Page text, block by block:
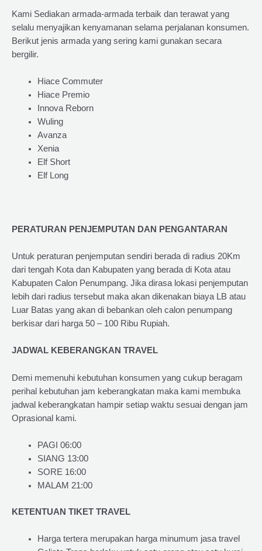
Kami Sediakan armada-armada terbaik dan terawat yang
selalu menyajikan kenyamanan selama perjalanan konsumen.
Berikut jenis armada yang sering kami gunakan secara
bergilir.
Hiace Commuter
Hiace Premio
Innova Reborn
Wuling
Avanza
Xenia
Elf Short
Elf Long
PERATURAN PENJEMPUTAN DAN PENGANTARAN
Untuk peraturan penjemputan sendiri berada di radius 20Km
dari tengah Kota dan Kabupaten yang berada di Kota atau
Kabupaten Calon Penumpang. Jika dirasa lokasi penjemputan
lebih dari radius tersebut maka akan dikenakan biaya LB atau
Luar Batas yang akan di bebankan oleh calon penumpang
berkisar dari harga 50 – 100 Ribu Rupiah.
JADWAL KEBERANGKAN TRAVEL
Demi memenuhi kebutuhan konsumen yang cukup beragam
perihal kebutuhan jam keberangkatan maka kami membuka
jadwal keberangkatan hampir setiap waktu sesuai dengan jam
Oprasional kami.
PAGI 06:00
SIANG 13:00
SORE 16:00
MALAM 21:00
KETENTUAN TIKET TRAVEL
Harga tertera merupakan harga minumum jasa travel